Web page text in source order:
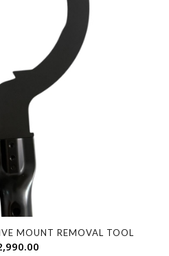
MOUNT REMOVAL TOOL